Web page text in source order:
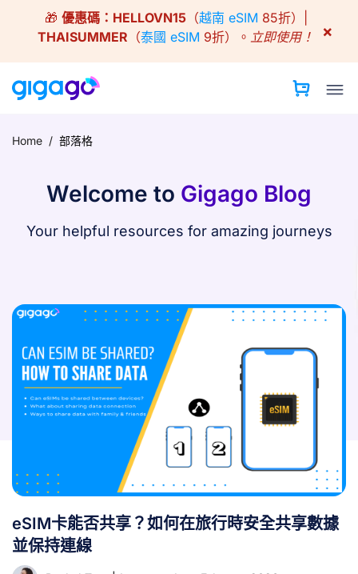
🎁 優惠碼： HELLOVN15（越南 eSIM 85折）|
THAISUMMER （泰國 eSIM 9折）。 立即使用！ ×
Home / 部落格
Welcome to Gigago Blog
Your helpful resources for amazing journeys
eSIM卡能否共享？如何在旅行時安全共享數據
並保持連線